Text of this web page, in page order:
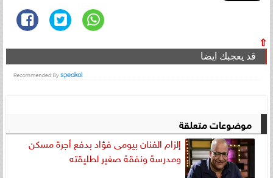
⇧
قد يعجبك ايضا
موضوعات متعلقة
إلزام الفنان بيومى فؤاد بدفع أجرة مسكن
ومدرسة ونفقة صغير لطليقته